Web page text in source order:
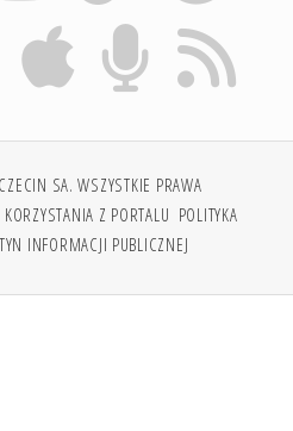
SA. WSZYSTKIE PRAWA
Z PORTALU POLITYKA
INFORMACJI PUBLICZNEJ